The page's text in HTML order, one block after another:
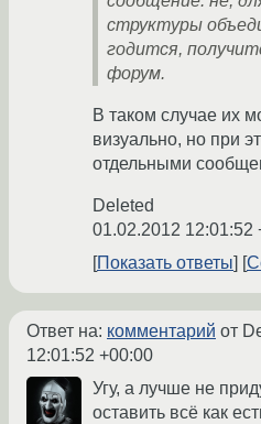
структуры
годится,
форум.
В таком случае их
визуально, но при
отдельными
Deleted
01.02.2012 12:01:52
Показать ответы
Ответ на: комментарий от
12:01:52 +00:00
Угу, а лучше не
оставить всё как